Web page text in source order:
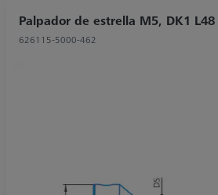
Palpador de estrella M5, DK1 L48
626115-5000-462